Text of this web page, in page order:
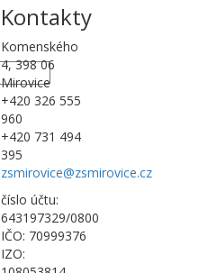
Kontakty
Komenského
4, 398 06
Mirovice
+420 326 555
960
+420 731 494
395
zsmirovice@zsmirovice.cz
číslo účtu:
643197329/0800
IČO: 70999376
IZO: